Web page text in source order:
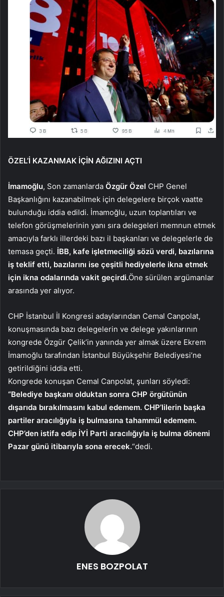
ÖZEL’İ KAZANMAK İÇİN AĞIZINI AÇTI
İmamoğlu, Son zamanlarda Özgür Özel CHP Genel
Başkanlığını kazanabilmek için delegelere birçok vaatte
bulunduğu iddia edildi. İmamoğlu, uzun toplantıları ve
telefon görüşmelerinin yanı sıra delegeleri memnun etmek
amacıyla farklı illerdeki bazı il başkanları ve delegelerle de
temasa geçti. İBB, kafe işletmeciliği sözü verdi, bazılarına
iş teklif etti, bazılarını ise çeşitli hediyelerle ikna etmek
için ikna odalarında vakit geçirdi.Öne sürülen argümanlar
arasında yer alıyor.
CHP İstanbul İl Kongresi adaylarından Cemal Canpolat,
konuşmasında bazı delegelerin ve delege yakınlarının
kongrede Özgür Çelik’in yanında yer almak üzere Ekrem
İmamoğlu tarafından İstanbul Büyükşehir Belediyesi’ne
getirildiğini iddia etti.
Kongrede konuşan Cemal Canpolat, şunları söyledi:
“Belediye başkanı olduktan sonra CHP örgütünün
dışarıda bırakılmasını kabul edemem. CHP’lilerin başka
partiler aracılığıyla iş bulmasına tahammül edemem.
CHP’den istifa edip İYİ Parti aracılığıyla iş bulma dönemi
Pazar günü itibarıyla sona erecek.“dedi.
ENES BOZPOLAT